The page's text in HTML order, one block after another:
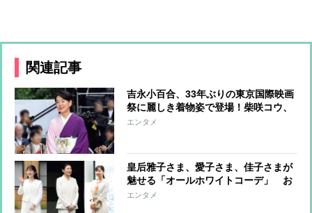
関連記事
吉永小百合、33年ぶりの東京国際映画
祭に麗しき着物姿で登場！柴咲コウ、
満島ひかり、川口春奈らはハートポー
エンタメ
皇后雅子さま、愛子さま、佳子さまが
魅せる「オールホワイトコーデ」 お
しゃれに着こなすコツに注目
エンタメ